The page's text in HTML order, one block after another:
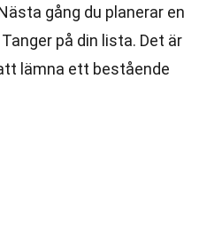
gång du planerar en
på din lista. Det är
lämna ett bestående